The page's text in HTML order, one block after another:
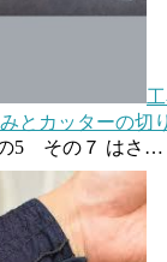
とカッターの切
5 その７ はさ…